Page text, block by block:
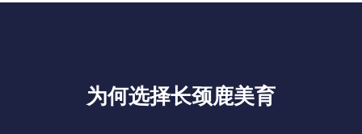
为何选择长颈鹿美育